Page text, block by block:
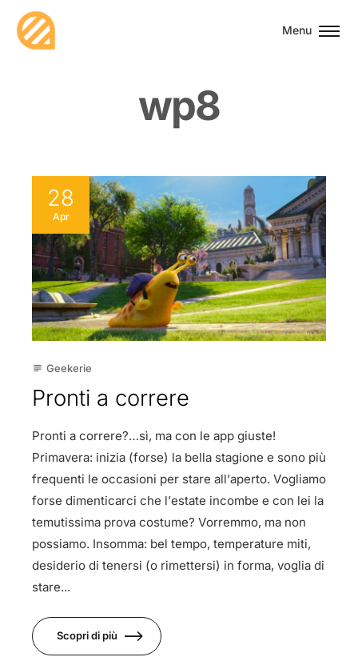
Menu
wp8
28
Apr
subject Geekerie
Pronti a correre
Pronti a correre?…sì, ma con le app giuste!
Primavera: inizia (forse) la bella stagione e sono più
frequenti le occasioni per stare all’aperto. Vogliamo
forse dimenticarci che l’estate incombe e con lei la
temutissima prova costume? Vorremmo, ma non
possiamo. Insomma: bel tempo, temperature miti,
desiderio di tenersi (o rimettersi) in forma, voglia di
stare...
Scopri di più